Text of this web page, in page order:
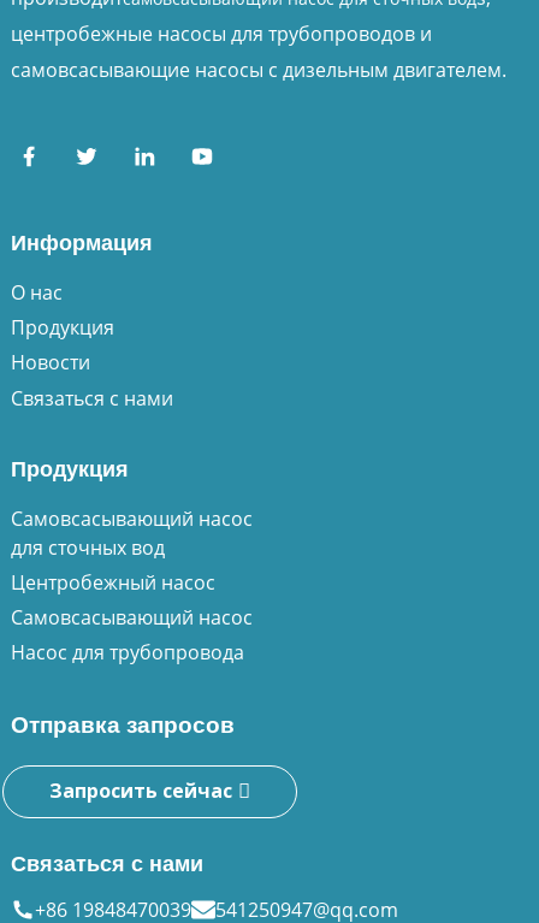
центробежные насосы для трубопроводов и
самовсасывающие насосы с дизельным двигателем.
Информация
О нас
Продукция
Новости
Связаться с нами
Продукция
Самовсасывающий насос
для сточных вод
Центробежный насос
Самовсасывающий насос
Насос для трубопровода
Отправка запросов
Запросить сейчас
Связаться с нами
+86 19848470039 541250947@qq.com